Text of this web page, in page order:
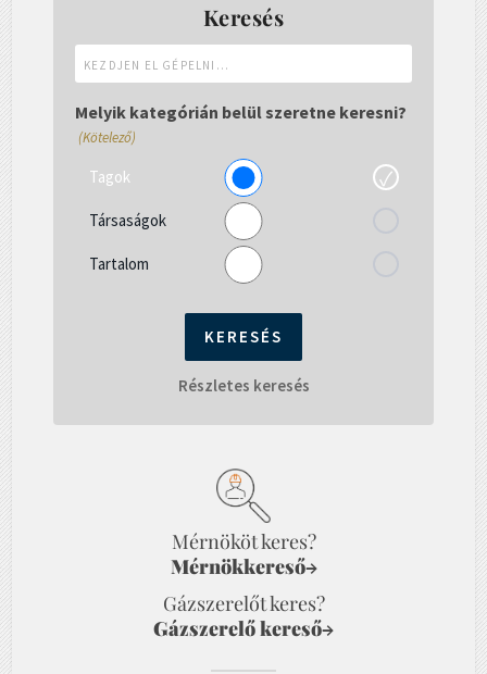
Keresés
el
gépelni...
Melyik kategórián belül szeretne keresni?
(Kötelező)
Tagok
Társaságok
Tartalom
Részletes keresés
Mérnököt keres?
Mérnökkereső→
Gázszerelőt keres?
Gázszerelő kereső→